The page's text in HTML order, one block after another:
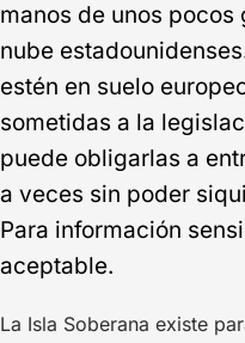
manos de unos
nube
estén en suelo
sometidas a la
puede obligarlas a
a veces sin poder
Para información
aceptable.
La Isla Soberana existe